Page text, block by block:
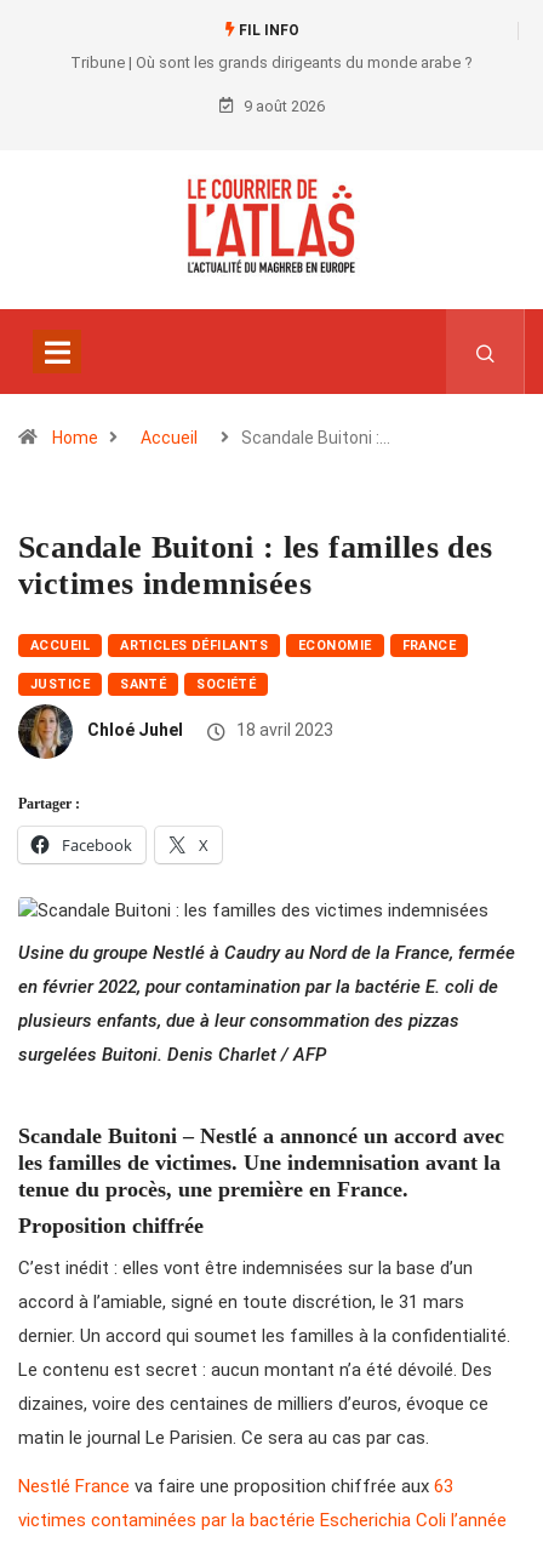
FIL INFO
Tribune | Où sont les grands dirigeants du monde arabe ?
9 août 2026
Home Accueil Scandale Buitoni :…
Scandale Buitoni : les familles des
victimes indemnisées
ACCUEIL ARTICLES DÉFILANTS ECONOMIE FRANCE
JUSTICE SANTÉ SOCIÉTÉ
Chloé Juhel 18 avril 2023
Partager :
Facebook X
Usine du groupe Nestlé à Caudry au Nord de la France, fermée
en février 2022, pour contamination par la bactérie E. coli de
plusieurs enfants, due à leur consommation des pizzas
surgelées Buitoni. Denis Charlet / AFP
Scandale Buitoni – Nestlé a annoncé un accord avec
les familles de victimes. Une indemnisation avant la
tenue du procès, une première en France.
Proposition chiffrée
C’est inédit : elles vont être indemnisées sur la base d’un
accord à l’amiable, signé en toute discrétion, le 31 mars
dernier. Un accord qui soumet les familles à la confidentialité.
Le contenu est secret : aucun montant n’a été dévoilé. Des
dizaines, voire des centaines de milliers d’euros, évoque ce
matin le journal Le Parisien. Ce sera au cas par cas.
Nestlé France va faire une proposition chiffrée aux 63
victimes contaminées par la bactérie Escherichia Coli l’année